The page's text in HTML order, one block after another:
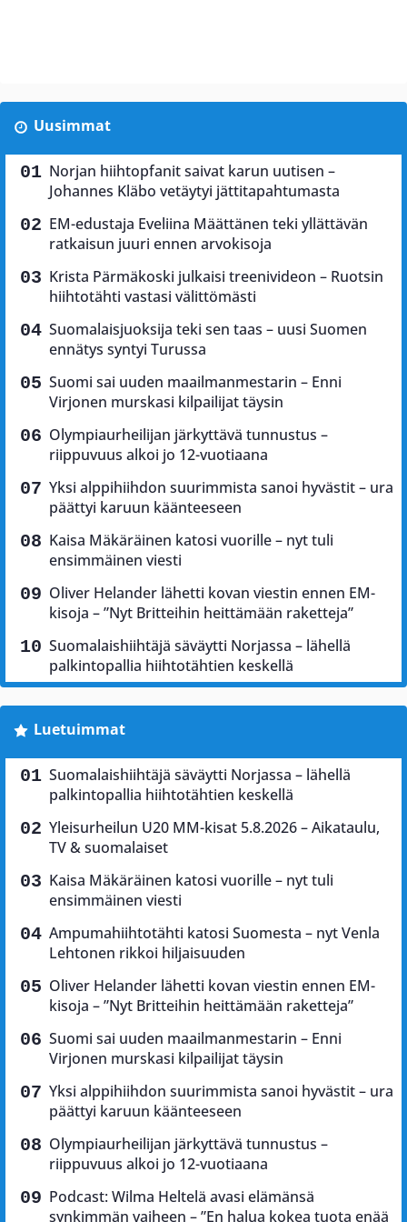
Uusimmat
Norjan hiihtopfanit saivat karun uutisen –
Johannes Kläbo vetäytyi jättitapahtumasta
EM-edustaja Eveliina Määttänen teki yllättävän
ratkaisun juuri ennen arvokisoja
Krista Pärmäkoski julkaisi treenivideon – Ruotsin
hiihtotähti vastasi välittömästi
Suomalaisjuoksija teki sen taas – uusi Suomen
ennätys syntyi Turussa
Suomi sai uuden maailmanmestarin – Enni
Virjonen murskasi kilpailijat täysin
Olympiaurheilijan järkyttävä tunnustus –
riippuvuus alkoi jo 12-vuotiaana
Yksi alppihiihdon suurimmista sanoi hyvästit – ura
päättyi karuun käänteeseen
Kaisa Mäkäräinen katosi vuorille – nyt tuli
ensimmäinen viesti
Oliver Helander lähetti kovan viestin ennen EM-
kisoja – ”Nyt Britteihin heittämään raketteja”
Suomalaishiihtäjä säväytti Norjassa – lähellä
palkintopallia hiihtotähtien keskellä
Luetuimmat
Suomalaishiihtäjä säväytti Norjassa – lähellä
palkintopallia hiihtotähtien keskellä
Yleisurheilun U20 MM-kisat 5.8.2026 – Aikataulu,
TV & suomalaiset
Kaisa Mäkäräinen katosi vuorille – nyt tuli
ensimmäinen viesti
Ampumahiihtotähti katosi Suomesta – nyt Venla
Lehtonen rikkoi hiljaisuuden
Oliver Helander lähetti kovan viestin ennen EM-
kisoja – ”Nyt Britteihin heittämään raketteja”
Suomi sai uuden maailmanmestarin – Enni
Virjonen murskasi kilpailijat täysin
Yksi alppihiihdon suurimmista sanoi hyvästit – ura
päättyi karuun käänteeseen
Olympiaurheilijan järkyttävä tunnustus –
riippuvuus alkoi jo 12-vuotiaana
Podcast: Wilma Heltelä avasi elämänsä
synkimmän vaiheen – ”En halua kokea tuota enää